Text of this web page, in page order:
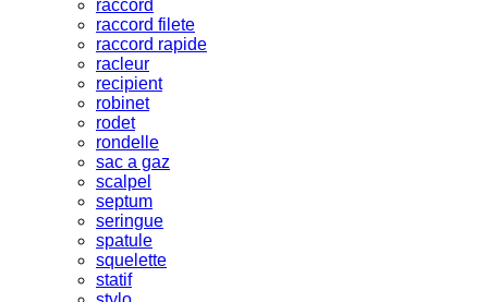
raccord
raccord filete
raccord rapide
racleur
recipient
robinet
rodet
rondelle
sac a gaz
scalpel
septum
seringue
spatule
squelette
statif